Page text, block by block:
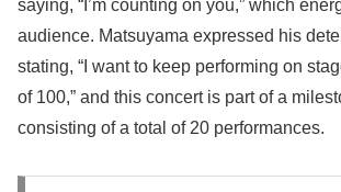
saying, “I’m counting on you,” which
audience. Matsuyama expressed his
stating, “I want to keep performing on
of 100,” and this concert is part of a
consisting of a total of 20 performances.